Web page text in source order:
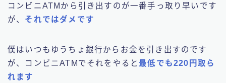
コンビニATMから引き出すのが一番手っ取り早いです
が、 それではダメです
僕はいつもゆうちょ銀行からお金を引き出すのです
が、コンビニATMでそれをやると最低でも220円取ら
れます